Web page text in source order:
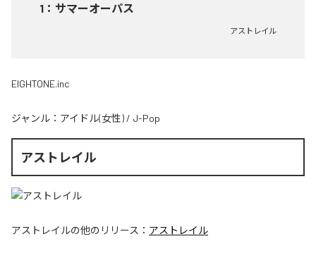
1 ： サマーオーパス
アストレイル
EIGHTONE.inc
ジャンル： アイドル(女性) / J-Pop
アストレイル
アストレイルの他のリリース： アストレイル